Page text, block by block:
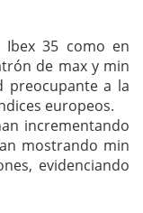
35 como en
de max y min
preocupante a la
europeos.
incrementando
mostrando min
evidenciando